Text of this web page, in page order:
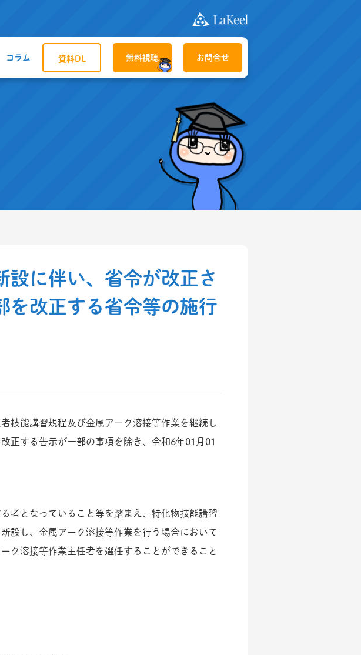
コラム 資料DL 無料視聴 お問合せ
設に伴い、省令が改正さ
を改正する省令等の施行
技能講習規程及び金属アーク溶接等作業を継続し
正する告示が一部の事項を除き、令和6年01月01
者となっていること等を踏まえ、特化物技能講習
設し、金属アーク溶接等作業を行う場合において
ク溶接等作業主任者を選任することができること